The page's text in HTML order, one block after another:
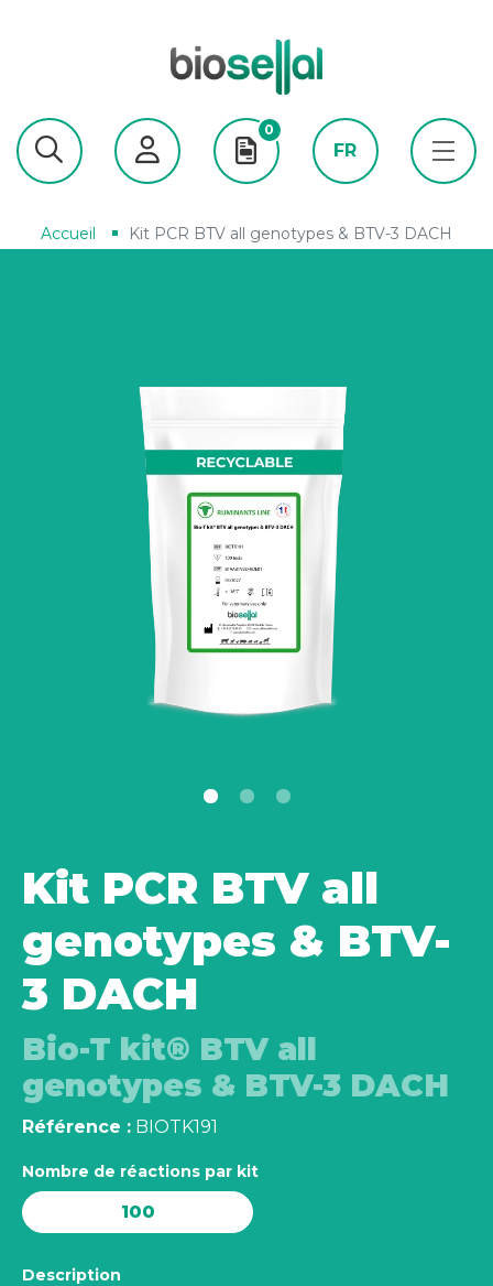
0
FR
Accueil Kit PCR BTV all genotypes & BTV-3 DACH
Kit PCR BTV all
genotypes & BTV-
3 DACH
Bio-T kit® BTV all
genotypes & BTV-3 DACH
Référence : BIOTK191
Nombre de réactions par kit
100
Description